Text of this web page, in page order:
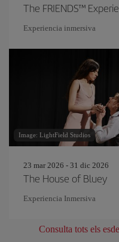
The FRIENDS™
Experiencia inmersiva
Image: LightField Studios
23 mar 2026 - 31 dic 2026
The House of Bluey
Experiencia Inmersiva
Consulta tots els